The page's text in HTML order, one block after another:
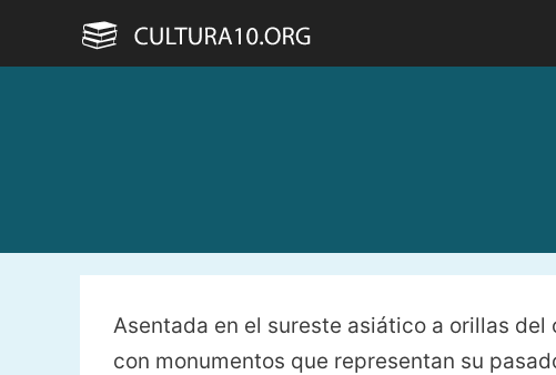
Asentada en el sureste asiático a orillas
con monumentos que representan su